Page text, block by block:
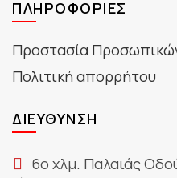
ΠΛΗΡΟΦΟΡΊΕΣ
Προστασία
Πολιτική απορρήτου
ΔΙΕΎΘΥΝΣΗ
6ο χλμ. Παλαιάς